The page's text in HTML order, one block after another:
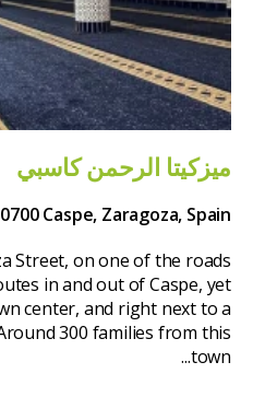
ميزكيتا الرحمن كاسبي
Caspe, Zaragoza, Spain
Street, on one of the roads
in and out of Caspe, yet
center, and right next to a
300 families from this
town...